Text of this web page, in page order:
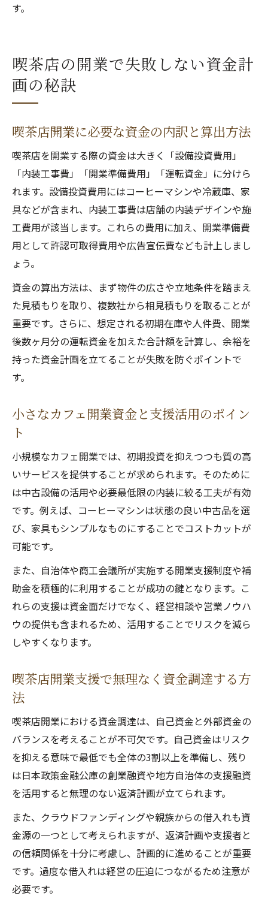
す。
喫茶店の開業で失敗しない資金計
画の秘訣
喫茶店開業に必要な資金の内訳と算出方法
喫茶店を開業する際の資金は大きく「設備投資費用」
「内装工事費」「開業準備費用」「運転資金」に分けら
れます。設備投資費用にはコーヒーマシンや冷蔵庫、家
具などが含まれ、内装工事費は店舗の内装デザインや施
工費用が該当します。これらの費用に加え、開業準備費
用として許認可取得費用や広告宣伝費なども計上しまし
ょう。
資金の算出方法は、まず物件の広さや立地条件を踏まえ
た見積もりを取り、複数社から相見積もりを取ることが
重要です。さらに、想定される初期在庫や人件費、開業
後数ヶ月分の運転資金を加えた合計額を計算し、余裕を
持った資金計画を立てることが失敗を防ぐポイントで
す。
小さなカフェ開業資金と支援活用のポイン
ト
小規模なカフェ開業では、初期投資を抑えつつも質の高
いサービスを提供することが求められます。そのために
は中古設備の活用や必要最低限の内装に絞る工夫が有効
です。例えば、コーヒーマシンは状態の良い中古品を選
び、家具もシンプルなものにすることでコストカットが
可能です。
また、自治体や商工会議所が実施する開業支援制度や補
助金を積極的に利用することが成功の鍵となります。こ
れらの支援は資金面だけでなく、経営相談や営業ノウハ
ウの提供も含まれるため、活用することでリスクを減ら
しやすくなります。
喫茶店開業支援で無理なく資金調達する方
法
喫茶店開業における資金調達は、自己資金と外部資金の
バランスを考えることが不可欠です。自己資金はリスク
を抑える意味で最低でも全体の3割以上を準備し、残り
は日本政策金融公庫の創業融資や地方自治体の支援融資
を活用すると無理のない返済計画が立てられます。
また、クラウドファンディングや親族からの借入れも資
金源の一つとして考えられますが、返済計画や支援者と
の信頼関係を十分に考慮し、計画的に進めることが重要
です。過度な借入れは経営の圧迫につながるため注意が
必要です。